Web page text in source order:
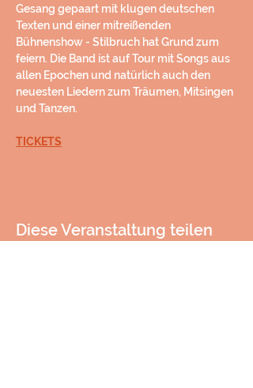
Gesang gepaart mit klugen deutschen
Texten und einer mitreißenden
Bühnenshow - Stilbruch hat Grund zum
feiern. Die Band ist auf Tour mit Songs aus
allen Epochen und natürlich auch den
neuesten Liedern zum Träumen, Mitsingen
und Tanzen.
TICKETS
Diese Veranstaltung teilen